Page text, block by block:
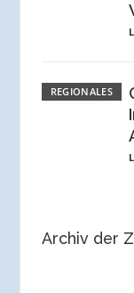
REGIONALES
Archiv der